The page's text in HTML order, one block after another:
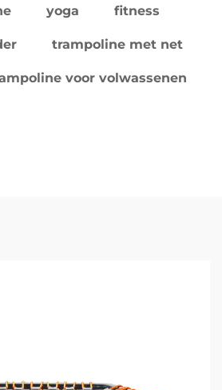
yoga fitness
trampoline met net
voor volwassenen